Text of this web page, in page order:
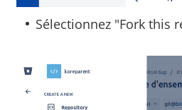
Sélectionnez "Fork this